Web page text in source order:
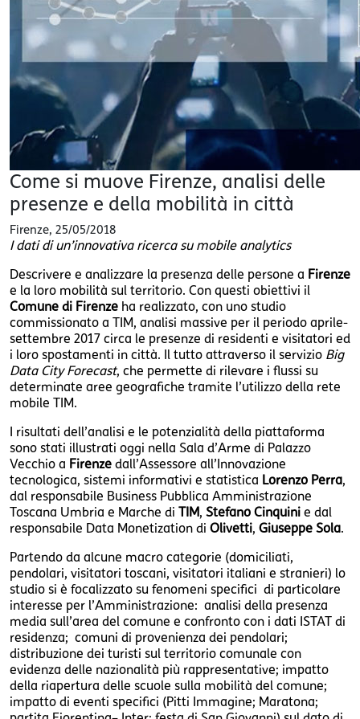
Come si muove Firenze, analisi delle
presenze e della mobilità in città
Firenze, 25/05/2018
I dati di un’innovativa ricerca su mobile analytics
Descrivere e analizzare la presenza delle persone a Firenze
e la loro mobilità sul territorio. Con questi obiettivi il
Comune di Firenze ha realizzato, con uno studio
commissionato a TIM, analisi massive per il periodo aprile-
settembre 2017 circa le presenze di residenti e visitatori ed
i loro spostamenti in città. Il tutto attraverso il servizio Big
Data City Forecast, che permette di rilevare i flussi su
determinate aree geografiche tramite l’utilizzo della rete
mobile TIM.
I risultati dell’analisi e le potenzialità della piattaforma
sono stati illustrati oggi nella Sala d’Arme di Palazzo
Vecchio a Firenze dall’Assessore all’Innovazione
tecnologica, sistemi informativi e statistica Lorenzo Perra,
dal responsabile Business Pubblica Amministrazione
Toscana Umbria e Marche di TIM, Stefano Cinquini e dal
responsabile Data Monetization di Olivetti, Giuseppe Sola.
Partendo da alcune macro categorie (domiciliati,
pendolari, visitatori toscani, visitatori italiani e stranieri) lo
studio si è focalizzato su fenomeni specifici di particolare
interesse per l’Amministrazione: analisi della presenza
media sull’area del comune e confronto con i dati ISTAT di
residenza; comuni di provenienza dei pendolari;
distribuzione dei turisti sul territorio comunale con
evidenza delle nazionalità più rappresentative; impatto
della riapertura delle scuole sulla mobilità del comune;
impatto di eventi specifici (Pitti Immagine; Maratona;